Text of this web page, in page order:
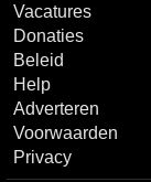
Vacatures
Donaties
Beleid
Help
Adverteren
Voorwaarden
Privacy